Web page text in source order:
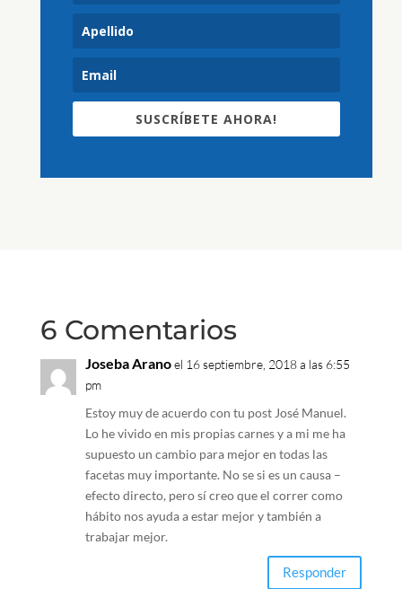
SUSCRÍBETE AHORA!
6 Comentarios
Joseba Aranoel 16 septiembre, 2018 a las 6:55
pm
Estoy muy de acuerdo con tu post José Manuel.
Lo he vivido en mis propias carnes y a mi me ha
supuesto un cambio para mejor en todas las
facetas muy importante. No se si es un causa –
efecto directo, pero sí creo que el correr como
hábito nos ayuda a estar mejor y también a
trabajar mejor.
Responder